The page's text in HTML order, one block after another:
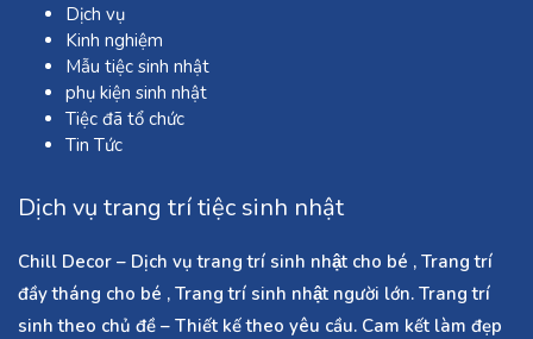
Dịch vụ
Kinh nghiệm
Mẫu tiệc sinh nhật
phụ kiện sinh nhật
Tiệc đã tổ chức
Tin Tức
Dịch vụ trang trí tiệc sinh nhật
Chill Decor – Dịch vụ trang trí sinh nhật cho bé , Trang trí
đầy tháng cho bé , Trang trí sinh nhật người lớn. Trang trí
sinh theo chủ đề – Thiết kế theo yêu cầu. Cam kết làm đẹp